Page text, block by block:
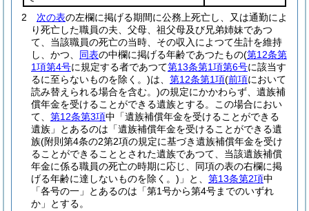
2 次の表の左欄に掲げる期間に公務上死亡し、又は通勤によ
り死亡した職員の夫、父母、祖父母及び兄弟姉妹であつ
て、当該職員の死亡の当時、その収入によつて生計を維持
し、かつ、 同表の中欄に掲げる年齢であつたもの(第12条第
1項第4号に規定する者であつて第13条第1項第6号に該当す
るに至らないものを除く。)は、 第12条第1項(前項において
読み替えられる場合を含む。)の規定にかかわらず、遺族補
償年金を受けることができる遺族とする。
この場合におい
て、 第12条第3項中「遺族補償年金を受けることができる
遺族」とあるのは「遺族補償年金を受けることができる遺
族(附則第4条の2第2項の規定に基づき遺族補償年金を受け
ることができることとされた遺族であつて、当該遺族補償
年金に係る職員の死亡の時期に応じ、同項の表の右欄に掲
げる年齢に達しないものを除く。) 」と、 第13条第2項中
「各号の一」とあるのは「第1号から第4号までのいずれ
か」とする。